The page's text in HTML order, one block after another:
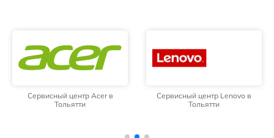
Сервисный центр Acer в
Тольятти
Сервисный центр Lenovo в
Тольятти